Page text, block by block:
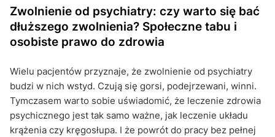
Zwolnienie od psychiatry: czy warto się bać
dłuższego zwolnienia? Społeczne tabu i
osobiste prawo do zdrowia
Wielu pacjentów przyznaje, że zwolnienie od psychiatry
budzi w nich wstyd. Czują się gorsi, podejrzewani, winni.
Tymczasem warto sobie uświadomić, że leczenie zdrowia
psychicznego jest tak samo ważne, jak leczenie układu
krążenia czy kręgosłupa. I że powrót do pracy bez pełnej